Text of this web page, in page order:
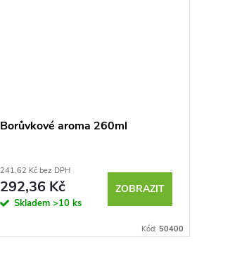
Borůvkové aroma 260ml
241,62 Kč bez DPH
292,36 Kč
Skladem >10 ks
ZOBRAZIT
Kód: 50400